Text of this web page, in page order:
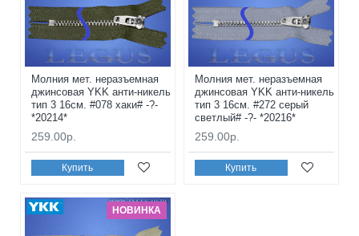
Молния мет. неразъемная
джинсовая YKK анти-никель
тип 3 16см. #078 хаки# -?-
*20214*
259.00р.
Купить
Молния мет. неразъемная
джинсовая YKK анти-никель
тип 3 16см. #272 серый
светлый# -?- *20216*
259.00р.
Купить
НОВИНКА